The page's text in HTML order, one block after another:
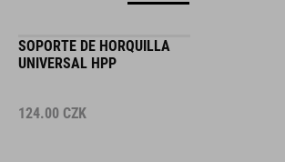
SOPORTE DE HORQUILLA
UNIVERSAL HPP
124.00 CZK